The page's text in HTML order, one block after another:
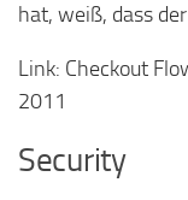
hat, weiß, dass
Link: Checkout
2011
Security